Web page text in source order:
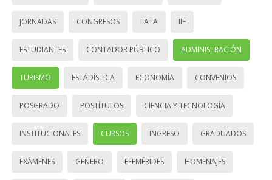
JORNADAS CONGRESOS IIATA IIE
ESTUDIANTES CONTADOR PÚBLICO ADMINISTRACIÓN
TURISMO ESTADÍSTICA ECONOMÍA CONVENIOS
POSGRADO POSTÍTULOS CIENCIA Y TECNOLOGÍA
INSTITUCIONALES CURSOS INGRESO GRADUADOS
EXÁMENES GÉNERO EFEMÉRIDES HOMENAJES